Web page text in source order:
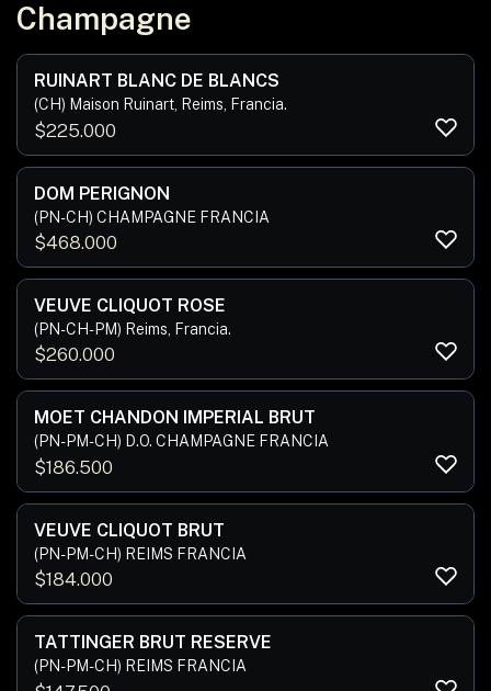
Champagne
RUINART BLANC DE BLANCS
(CH) Maison Ruinart, Reims, Francia.
$225.000
DOM PERIGNON
(PN-CH) CHAMPAGNE FRANCIA
$468.000
VEUVE CLIQUOT ROSE
(PN-CH-PM) Reims, Francia.
$260.000
MOET CHANDON IMPERIAL BRUT
(PN-PM-CH) D.O. CHAMPAGNE FRANCIA
$186.500
VEUVE CLIQUOT BRUT
(PN-PM-CH) REIMS FRANCIA
$184.000
TATTINGER BRUT RESERVE
(PN-PM-CH) REIMS FRANCIA